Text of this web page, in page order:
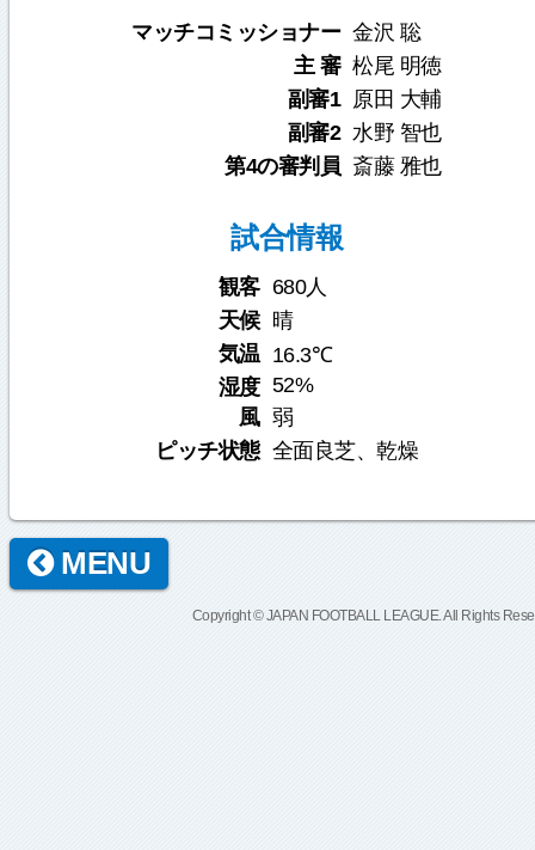
マッチコミッショナー 金沢 聡
主 審 松尾 明徳
副審1 原田 大輔
副審2 水野 智也
第4の審判員 斎藤 雅也
試合情報
観客 680人
天候 晴
気温 16.3℃
湿度 52%
風 弱
ピッチ状態 全面良芝、乾燥
MENU
Copyright © JAPAN FOOTBALL LEAGUE. All Rights